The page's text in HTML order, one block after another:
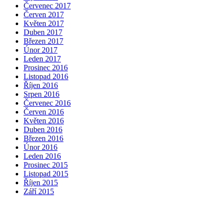
Červenec 2017
Červen 2017
Květen 2017
Duben 2017
Březen 2017
Únor 2017
Leden 2017
Prosinec 2016
Listopad 2016
Říjen 2016
Srpen 2016
Červenec 2016
Červen 2016
Květen 2016
Duben 2016
Březen 2016
Únor 2016
Leden 2016
Prosinec 2015
Listopad 2015
Říjen 2015
Září 2015